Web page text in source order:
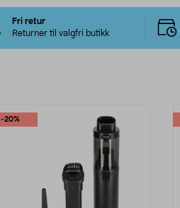
Fri retur
Returner til valgfri butikk
-20%